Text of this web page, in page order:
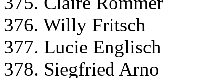
376. Willy Fritsch
377. Lucie Englisch
378. Siegfried Arno